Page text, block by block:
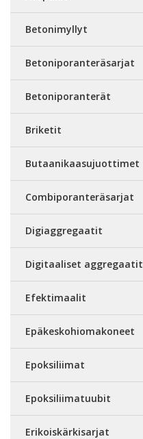
Betonimyllyt
Betoniporanteräsarjat
Betoniporanterät
Briketit
Butaanikaasujuottimet
Combiporanteräsarjat
Digiaggregaatit
Digitaaliset aggregaatit
Efektimaalit
Epäkeskohiomakoneet
Epoksiliimat
Epoksiliimatuubit
Erikoiskärkisarjat